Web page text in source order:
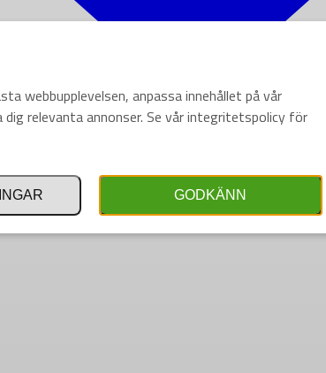
webbupplevelsen, anpassa innehållet på vår
relevanta annonser. Se vår integritetspolicy för
GODKÄNN